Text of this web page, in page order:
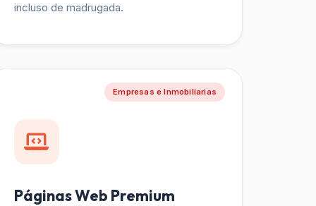
incluso de madrugada.
Empresas e Inmobiliarias
Páginas Web Premium